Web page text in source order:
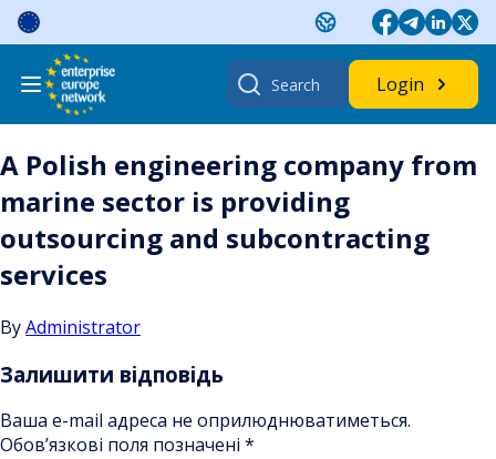
Skip
content
Search
for:
Login
A Polish engineering company from
marine sector is providing
outsourcing and subcontracting
services
ByAdministrator
Залишити відповідь
Ваша e-mail адреса не оприлюднюватиметься.
Обов’язкові поля позначені *